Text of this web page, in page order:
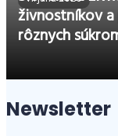
živnostníkov
rôznych
Newsletter